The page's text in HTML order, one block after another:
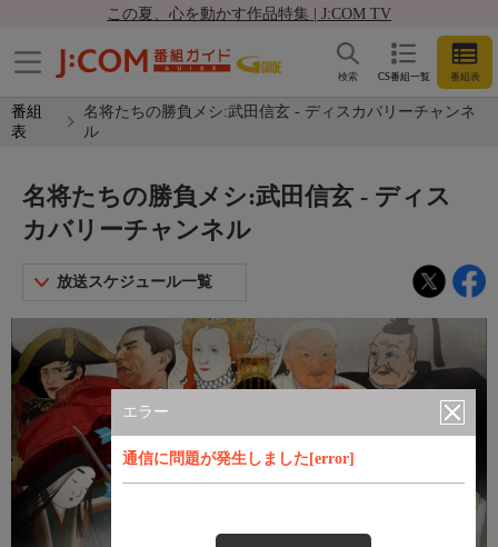
この夏、心を動かす作品特集 | J:COM TV
CS番組一覧 番組表
検索
番組
表
名将たちの勝負メシ:武田信玄 - ディスカバリーチャンネ
ル
エラー
通信に問題が発生しました[error]
名将たちの勝負メシ:武田信玄 - ディス
カバリーチャンネル
放送スケジュール一覧